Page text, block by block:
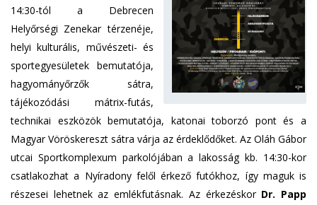
14:30-tól a Debrecen
Helyőrségi Zenekar térzenéje,
helyi kulturális, művészeti- és
sportegyesületek bemutatója,
hagyományőrzők sátra,
tájékozódási mátrix-futás,
technikai eszközök bemutatója, katonai toborzó pont és a
Magyar Vöröskereszt sátra várja az érdeklődőket. Az Oláh Gábor
utcai Sportkomplexum parkolójában a lakosság kb. 14:30-kor
csatlakozhat a Nyíradony felől érkező futókhoz, így maguk is
részesei lehetnek az emlékfutásnak. Az érkezéskor Dr. Papp